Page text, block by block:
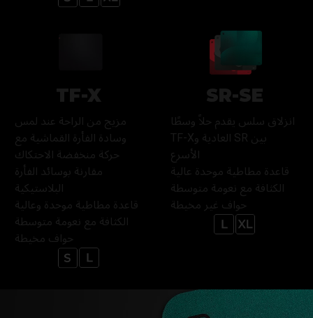
SR-SE
انزلاق سلس يقدم حلاً وسطًا
بين SR العادية وTF-X
الأسرع
قاعدة مطاطية موحدة عالية
الكثافة مع نعومة متوسطة
حواف غير مخيطة
TF-X
مزيج من الراحة عند لمس
وسادة الفأرة القماشية مع
حركة منخفضة الاحتكاك
مقارنة بوسائد الفأرة
البلاستيكية
قاعدة مطاطية موحدة وعالية
الكثافة مع نعومة متوسطة
حواف مخيطة